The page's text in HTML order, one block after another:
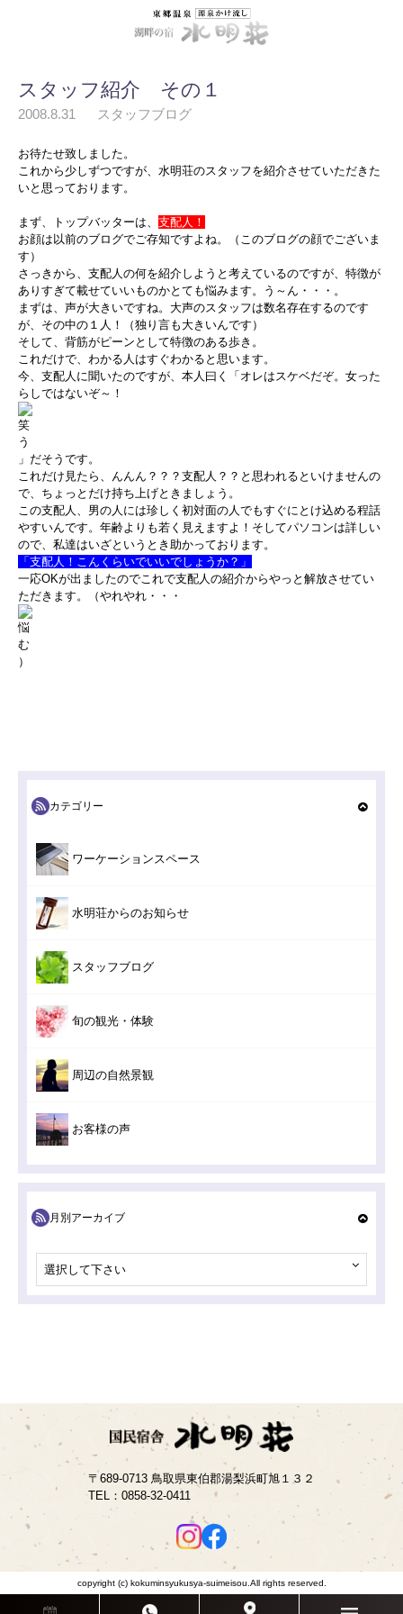
スタッフ紹介 その１
2008.8.31 スタッフブログ
お待たせ致しました。
これから少しずつですが、水明荘のスタッフを紹介させていただきた
いと思っております。
まず、トップバッターは、 支配人！
お顔は以前のブログでご存知ですよね。（このブログの顔でございま
す）
さっきから、支配人の何を紹介しようと考えているのですが、特徴が
ありすぎて載せていいものかとても悩みます。う～ん・・・。
まずは、声が大きいですね。大声のスタッフは数名存在するのです
が、その中の１人！（独り言も大きいんです）
そして、背筋がピーンとして特徴のある歩き。
これだけで、わかる人はすぐわかると思います。
今、支配人に聞いたのですが、本人曰く「オレはスケベだぞ。女った
らしではないぞ～！
」だそうです。
これだけ見たら、んんん？？？支配人？？と思われるといけませんの
で、ちょっとだけ持ち上げときましょう。
この支配人、男の人には珍しく初対面の人でもすぐにとけ込める程話
やすいんです。年齢よりも若く見えますよ！そしてパソコンは詳しい
ので、私達はいざというとき助かっております。
「支配人！こんくらいでいいでしょうか？」
一応OKが出ましたのでこれで支配人の紹介からやっと解放させてい
ただきます。（やれやれ・・・
）
カテゴリー
ワーケーションスペース
水明荘からのお知らせ
スタッフブログ
旬の観光・体験
周辺の自然景観
お客様の声
月別アーカイブ
選択して下さい
〒689-0713 鳥取県東伯郡湯梨浜町旭１３２
TEL： 0858-32-0411
copyright (c) kokuminsyukusya-suimeisou.All rights reserved.